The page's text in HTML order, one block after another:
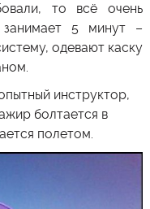
то всё очень
5 минут –
одевают каску
инструктор,
болтается в
полетом.